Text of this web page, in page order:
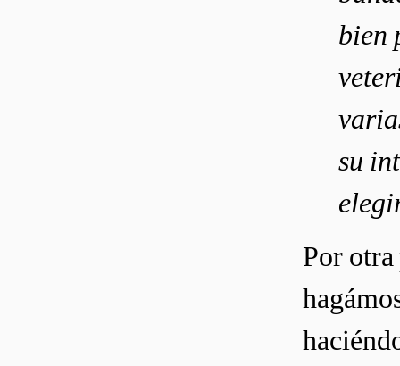
bien
su
Por